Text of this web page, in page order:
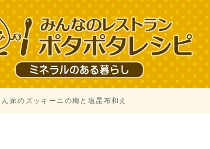
家のズッキーニの梅と塩昆布和え